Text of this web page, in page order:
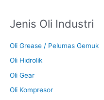
Jenis Oli Industri
Oli Grease / Pelumas Gemuk
Oli Hidrolik
Oli Gear
Oli Kompresor